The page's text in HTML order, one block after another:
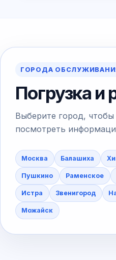
ГОРОДА
Погрузка и
Выберите город,
посмотреть
Москва Балашиха
Пушкино Раменское
Истра Звенигород
Можайск